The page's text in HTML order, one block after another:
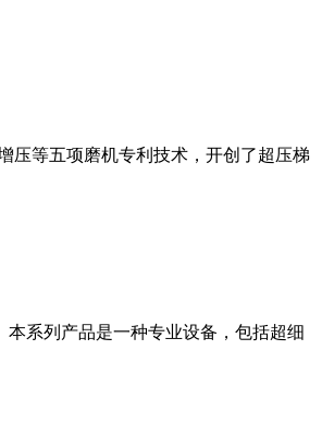
压等五项磨机专利技术，开创了超压梯
系列产品是一种专业设备，包括超细